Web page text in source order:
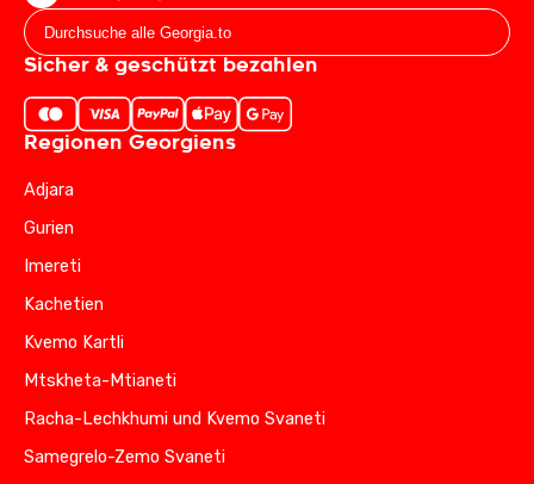
Sicher & geschützt bezahlen
Regionen Georgiens
Adjara
Gurien
Imereti
Kachetien
Kvemo Kartli
Mtskheta-Mtianeti
Racha-Lechkhumi und Kvemo Svaneti
Samegrelo-Zemo Svaneti